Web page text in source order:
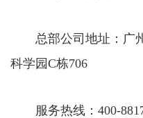
总部公司地址：广州
科学园C栋706
服务热线：400-